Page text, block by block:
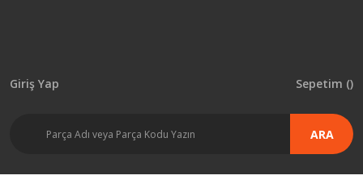
ARA
Giriş Yap Sepetim ()